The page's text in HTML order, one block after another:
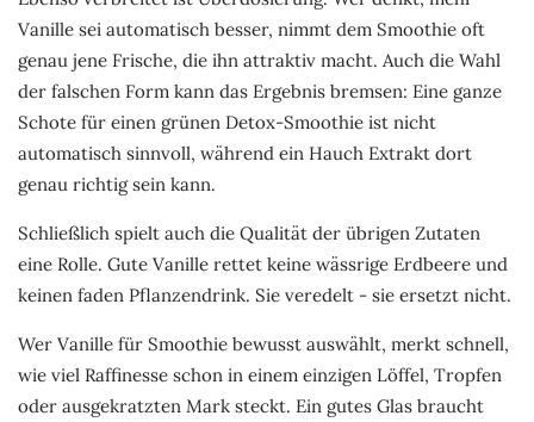
Vanille sei automatisch besser, nimmt dem Smoothie oft
genau jene Frische, die ihn attraktiv macht. Auch die Wahl
der falschen Form kann das Ergebnis bremsen: Eine ganze
Schote für einen grünen Detox-Smoothie ist nicht
automatisch sinnvoll, während ein Hauch Extrakt dort
genau richtig sein kann.
Schließlich spielt auch die Qualität der übrigen Zutaten
eine Rolle. Gute Vanille rettet keine wässrige Erdbeere und
keinen faden Pflanzendrink. Sie veredelt - sie ersetzt nicht.
Wer Vanille für Smoothie bewusst auswählt, merkt schnell,
wie viel Raffinesse schon in einem einzigen Löffel, Tropfen
oder ausgekratzten Mark steckt. Ein gutes Glas braucht